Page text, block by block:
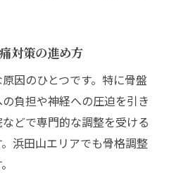
対策の進め方
因のひとつです。特に骨盤
負担や神経への圧迫を引き
どで専門的な調整を受ける
浜田山エリアでも骨格調整